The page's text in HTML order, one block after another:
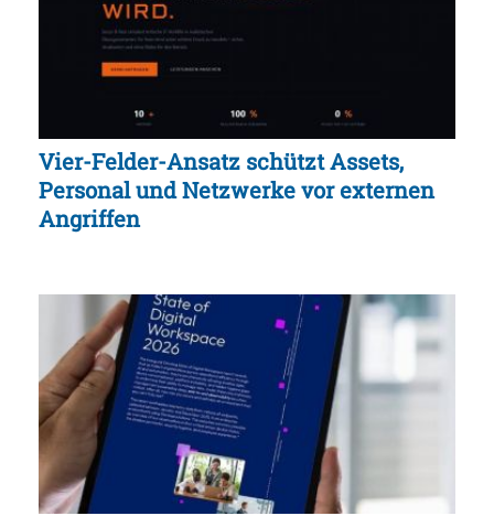
Vier-Felder-Ansatz schützt Assets,
Personal und Netzwerke vor externen
Angriffen